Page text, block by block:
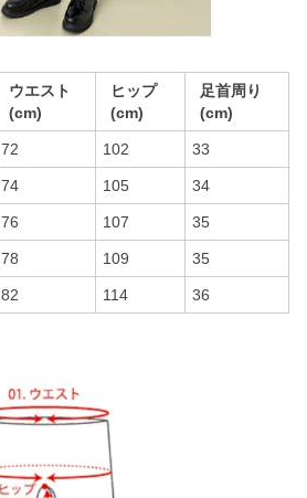
ウエスト
(cm)
ヒップ
(cm)
足首周り
(cm)
72 102 33
74 105 34
76 107 35
78 109 35
82 114 36